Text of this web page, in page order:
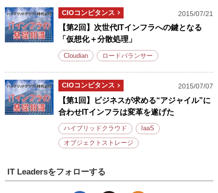
CIOコンピタンス 2015/07/21
【第2回】次世代ITインフラへの鍵となる
「仮想化＋分散処理」
Cloudian ロードバランサー
CIOコンピタンス 2015/07/07
【第1回】ビジネスが求める“アジャイル”に
合わせITインフラは変革を遂げた
ハイブリッドクラウド IaaS
オブジェクトストレージ
IT Leadersをフォローする